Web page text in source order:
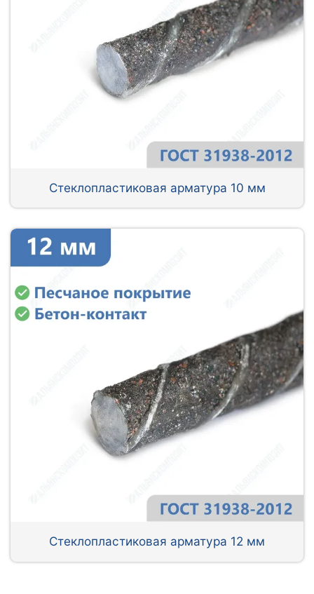
Стеклопластиковая арматура 10 мм
Стеклопластиковая арматура 12 мм